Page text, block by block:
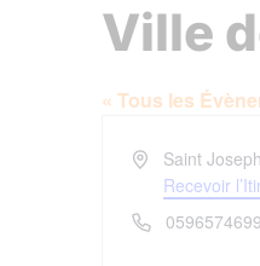
Ville
« Tous les
AdresseSaint Joseph
Recevoir
Téléphone
0596574699